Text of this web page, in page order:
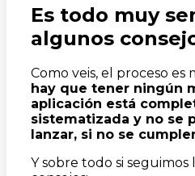
Es todo muy
algunos
Como veis, el proceso es
hay que tener ningún
aplicación está
sistematizada y no se
lanzar, si no se
Y sobre todo si seguimos